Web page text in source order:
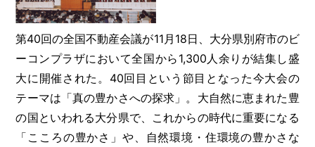
第40回の全国不動産会議が11月18日、大分県別府市のビ
ーコンプラザにおいて全国から1,300人余りが結集し盛
大に開催された。40回目という節目となった今大会の
テーマは「真の豊かさへの探求」。大自然に恵まれた豊
の国といわれる大分県で、これからの時代に重要になる
「こころの豊かさ」や、自然環境・住環境の豊かさな